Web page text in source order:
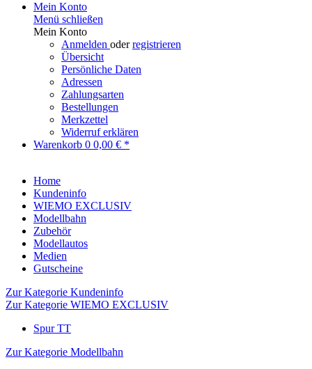
Mein Konto
Menü schließen
Mein Konto
Anmelden oderregistrieren
Übersicht
Persönliche Daten
Adressen
Zahlungsarten
Bestellungen
Merkzettel
Widerruf erklären
Warenkorb 0 0,00 € *
Home
Kundeninfo
WIEMO EXCLUSIV
Modellbahn
Zubehör
Modellautos
Medien
Gutscheine
Zur Kategorie Kundeninfo
Zur Kategorie WIEMO EXCLUSIV
Spur TT
Zur Kategorie Modellbahn